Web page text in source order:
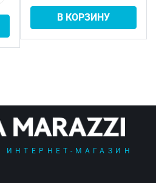
В КОРЗИНУ
МАГАЗИН